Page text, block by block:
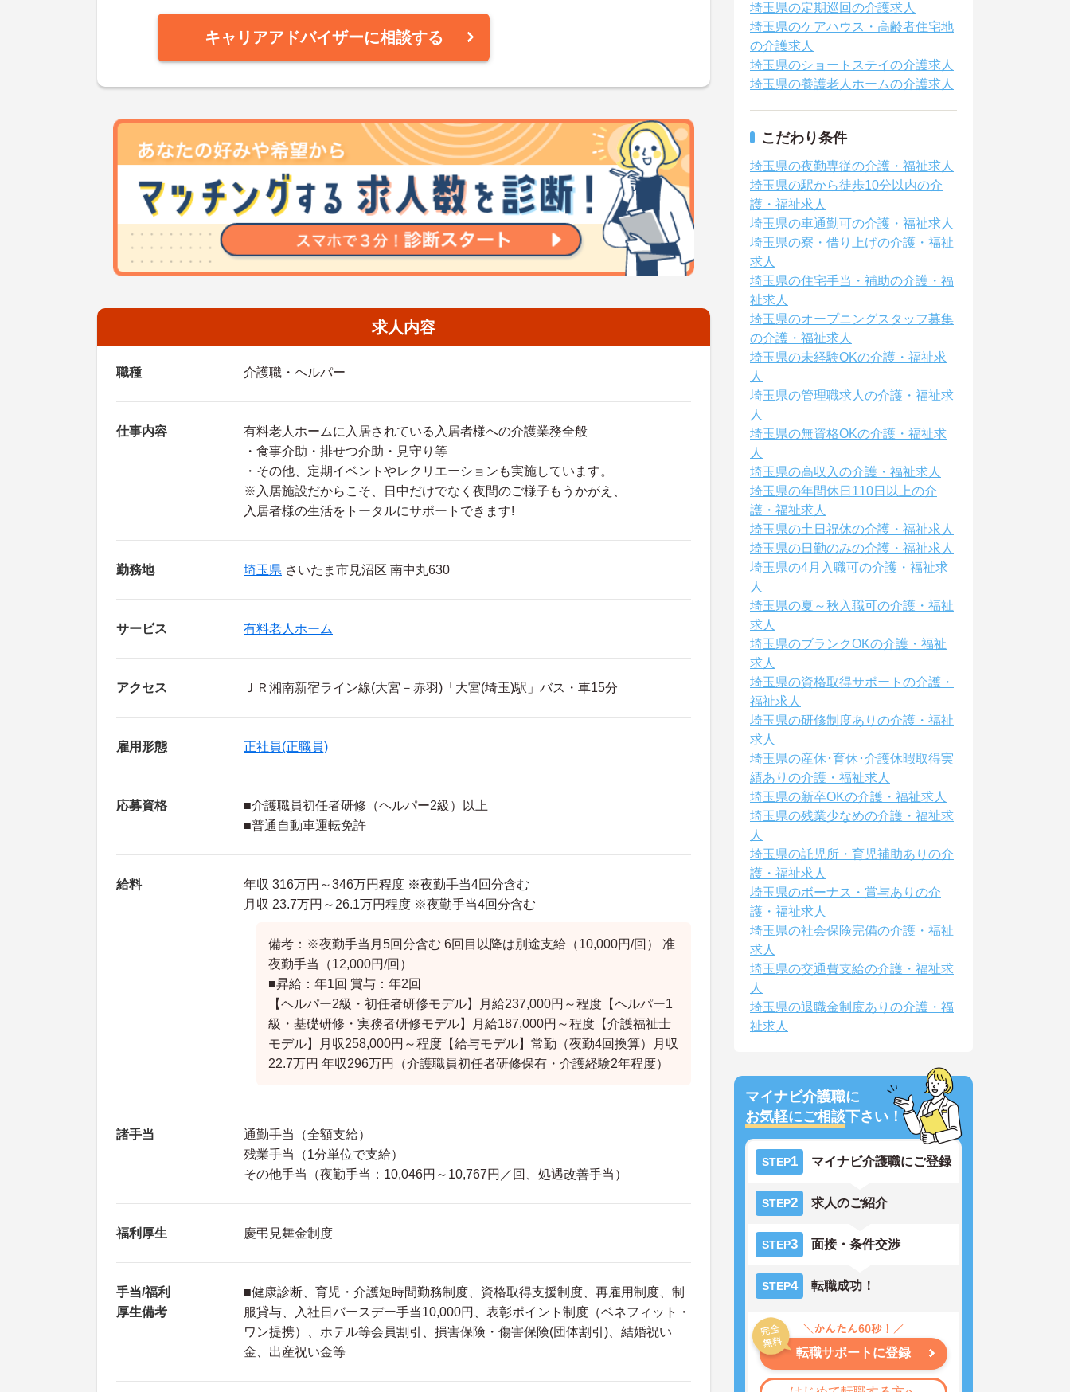
キャリアアドバイザーに相談する
求人内容
職種 介護職・ヘルパー
仕事内容
有料老人ホームに入居されている入居者様への介護業務全般
・食事介助・排せつ介助・見守り等
・その他、定期イベントやレクリエーションも実施しています。
※入居施設だからこそ、日中だけでなく夜間のご様子もうかがえ、
入居者様の生活をトータルにサポートできます!
勤務地 埼玉県 さいたま市見沼区 南中丸630
サービス 有料老人ホーム
アクセス ＪＲ湘南新宿ライン線(大宮－赤羽)「大宮(埼玉)駅」バス・車15分
雇用形態 正社員(正職員)
応募資格
■介護職員初任者研修（ヘルパー2級）以上
■普通自動車運転免許
給料
年収 316万円～346万円程度 ※夜勤手当4回分含む
月収 23.7万円～26.1万円程度 ※夜勤手当4回分含む
備考：※夜勤手当月5回分含む 6回目以降は別途支給（10,000円/回） 准
夜勤手当（12,000円/回）
■昇給：年1回 賞与：年2回
【ヘルパー2級・初任者研修モデル】月給237,000円～程度【ヘルパー1
級・基礎研修・実務者研修モデル】月給187,000円～程度【介護福祉士
モデル】月収258,000円～程度【給与モデル】常勤（夜勤4回換算）月収
22.7万円 年収296万円（介護職員初任者研修保有・介護経験2年程度）
諸手当
通勤手当（全額支給）
残業手当（1分単位で支給）
その他手当（夜勤手当：10,046円～10,767円／回、処遇改善手当）
福利厚生 慶弔見舞金制度
手当/福利
厚生備考
■健康診断、育児・介護短時間勤務制度、資格取得支援制度、再雇用制度、制
服貸与、入社日バースデー手当10,000円、表彰ポイント制度（ベネフィット・
ワン提携）、ホテル等会員割引、損害保険・傷害保険(団体割引)、結婚祝い
金、出産祝い金等
埼玉県の定期巡回の介護求人
埼玉県のケアハウス・高齢者住宅地
の介護求人
埼玉県のショートステイの介護求人
埼玉県の養護老人ホームの介護求人
こだわり条件
埼玉県の夜勤専従の介護・福祉求人
埼玉県の駅から徒歩10分以内の介
護・福祉求人
埼玉県の車通勤可の介護・福祉求人
埼玉県の寮・借り上げの介護・福祉
求人
埼玉県の住宅手当・補助の介護・福
祉求人
埼玉県のオープニングスタッフ募集
の介護・福祉求人
埼玉県の未経験OKの介護・福祉求
人
埼玉県の管理職求人の介護・福祉求
人
埼玉県の無資格OKの介護・福祉求
人
埼玉県の高収入の介護・福祉求人
埼玉県の年間休日110日以上の介
護・福祉求人
埼玉県の土日祝休の介護・福祉求人
埼玉県の日勤のみの介護・福祉求人
埼玉県の4月入職可の介護・福祉求
人
埼玉県の夏～秋入職可の介護・福祉
求人
埼玉県のブランクOKの介護・福祉
求人
埼玉県の資格取得サポートの介護・
福祉求人
埼玉県の研修制度ありの介護・福祉
求人
埼玉県の産休･育休･介護休暇取得実
績ありの介護・福祉求人
埼玉県の新卒OKの介護・福祉求人
埼玉県の残業少なめの介護・福祉求
人
埼玉県の託児所・育児補助ありの介
護・福祉求人
埼玉県のボーナス・賞与ありの介
護・福祉求人
埼玉県の社会保険完備の介護・福祉
求人
埼玉県の交通費支給の介護・福祉求
人
埼玉県の退職金制度ありの介護・福
祉求人
マイナビ介護職に
お気軽にご相談下さい！
STEP1 マイナビ介護職にご登録
STEP2 求人のご紹介
STEP3 面接・条件交渉
STEP4 転職成功！
転職サポートに登録